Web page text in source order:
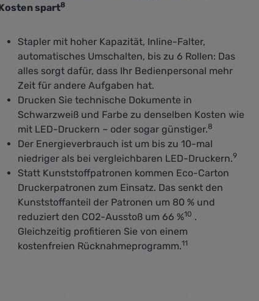
spart8
Stapler mit hoher Kapazität, Inline-Falter,
automatisches Umschalten, bis zu 6 Rollen: Das
alles sorgt dafür, dass Ihr Bedienpersonal mehr
Zeit für andere Aufgaben hat.
Drucken Sie technische Dokumente in
Schwarzweiß und Farbe zu denselben Kosten wie
mit LED-Druckern – oder sogar günstiger.8
Der Energieverbrauch ist um bis zu 10-mal
niedriger als bei vergleichbaren LED-Druckern.9
Statt Kunststoffpatronen kommen Eco-Carton
Druckerpatronen zum Einsatz. Das senkt den
Kunststoffanteil der Patronen um 80 % und
reduziert den CO2-Ausstoß um 66 %10 .
Gleichzeitig profitieren Sie von einem
kostenfreien Rücknahmeprogramm.11